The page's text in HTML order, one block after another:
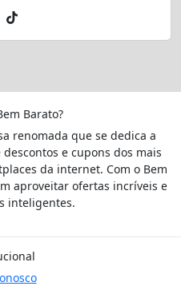
Barato?
renomada que se dedica a
e cupons dos mais
da internet. Com o Bem
aproveitar ofertas incríveis e
inteligentes.